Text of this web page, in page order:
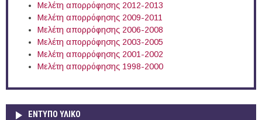
Μελέτη απορρόφησης 2012-2013
Μελέτη απορρόφησης 2009-2011
Μελέτη απορρόφησης 2006-2008
Μελέτη απορρόφησης 2003-2005
Μελέτη απορρόφησης 2001-2002
Μελέτη απορρόφησης 1998-2000
ΕΝΤΥΠΟ ΥΛΙΚΟ